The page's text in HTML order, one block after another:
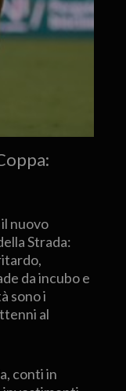
nuovo
Strada:
da incubo e
sono i
al
conti in